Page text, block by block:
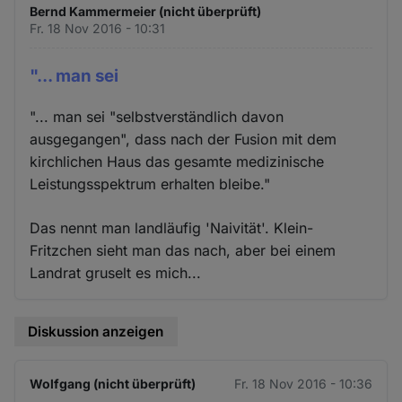
Bernd Kammermeier (nicht überprüft)
Fr. 18 Nov 2016 - 10:31
"... man sei
"... man sei "selbstverständlich davon
ausgegangen", dass nach der Fusion mit dem
kirchlichen Haus das gesamte medizinische
Leistungsspektrum erhalten bleibe."
Das nennt man landläufig 'Naivität'. Klein-
Fritzchen sieht man das nach, aber bei einem
Landrat gruselt es mich...
Diskussion anzeigen
Wolfgang (nicht überprüft) Fr. 18 Nov 2016 - 10:36